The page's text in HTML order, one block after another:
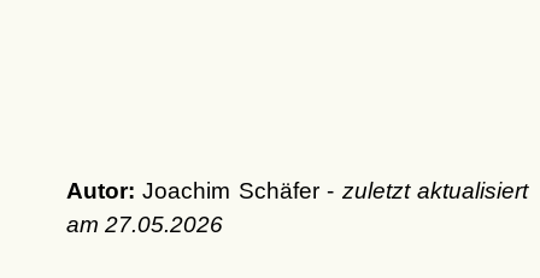
Autor: Joachim Schäfer - zuletzt aktualisiert
am 27.05.2026